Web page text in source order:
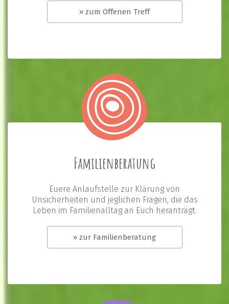
» zum Offenen Treff
Familienberatung
Euere Anlaufstelle zur Klärung von
Unsicherheiten und jeglichen Fragen, die das
Leben im Familienalltag an Euch heranträgt.
» zur Familienberatung